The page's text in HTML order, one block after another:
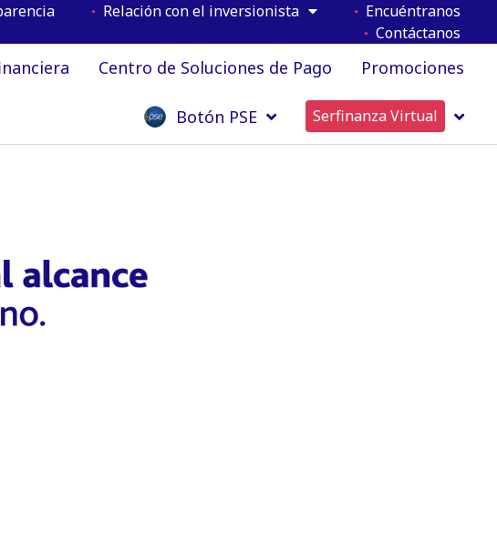
Relación con el inversionista
Encuéntranos
Contáctanos
Centro de Soluciones de Pago Promociones
Botón PSE Serfinanza Virtual